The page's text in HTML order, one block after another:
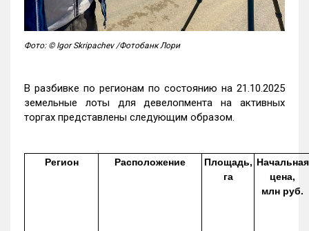
Фото: © Igor Skripachev /Фотобанк Лори
В разбивке по регионам по состоянию на 21.10.2025
земельные лоты для девелопмента на активных
торгах представлены следующим образом.
Регион Расположение
Площадь,
га
Начальная
цена,
млн руб.